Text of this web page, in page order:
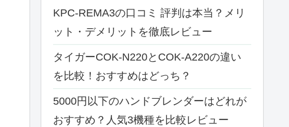
KPC-REMA3の口コミ 評判は本当？メリ
ット・デメリットを徹底レビュー
タイガーCOK-N220とCOK-A220の違い
を比較！おすすめはどっち？
5000円以下のハンドブレンダーはどれが
おすすめ？人気3機種を比較レビュー